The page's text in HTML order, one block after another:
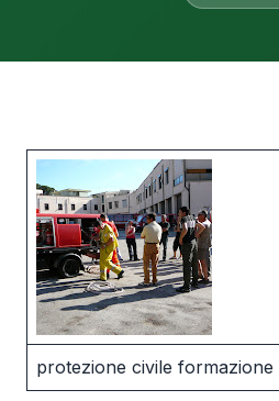
protezione civile formazione